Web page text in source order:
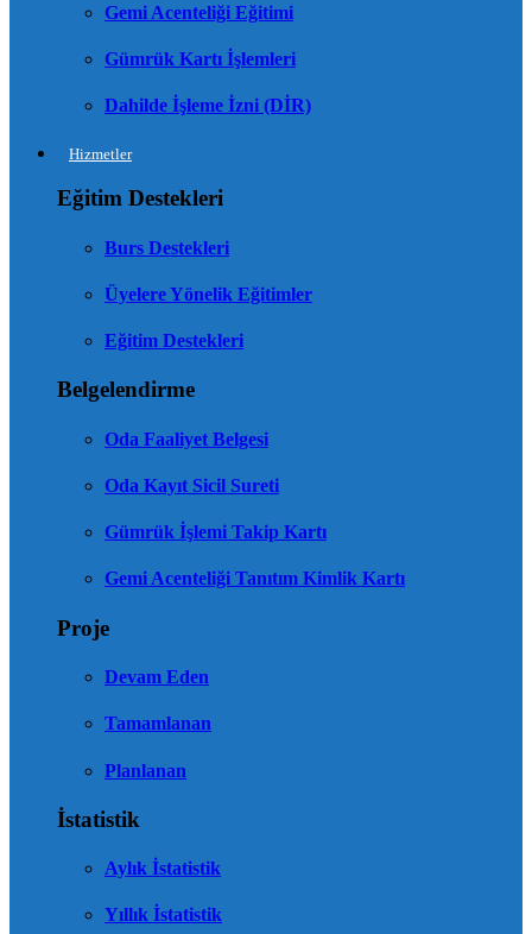
Gemi Acenteliği Eğitimi
Gümrük Kartı İşlemleri
Dahilde İşleme İzni (DİR)
Hizmetler
Eğitim Destekleri
Burs Destekleri
Üyelere Yönelik Eğitimler
Eğitim Destekleri
Belgelendirme
Oda Faaliyet Belgesi
Oda Kayıt Sicil Sureti
Gümrük İşlemi Takip Kartı
Gemi Acenteliği Tanıtım Kimlik Kartı
Proje
Devam Eden
Tamamlanan
Planlanan
İstatistik
Aylık İstatistik
Yıllık İstatistik